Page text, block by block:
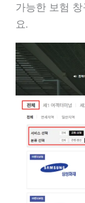
가능한 보험
요.